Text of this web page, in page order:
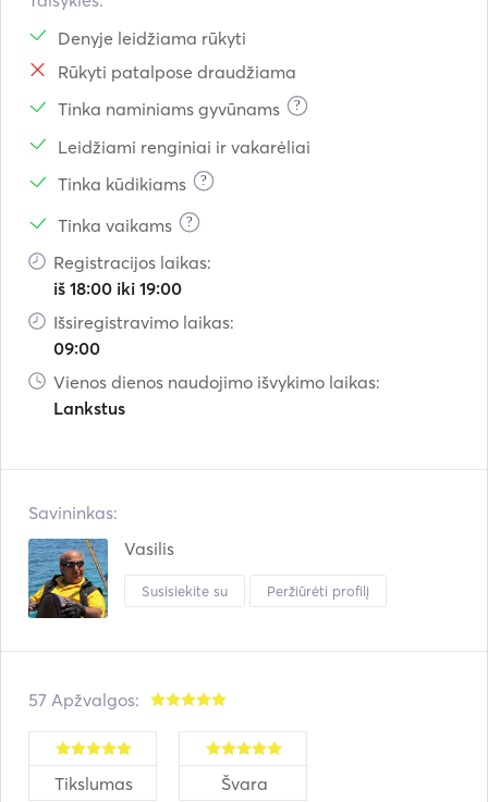
Denyje leidžiama rūkyti
Rūkyti patalpose draudžiama
Tinka naminiams gyvūnams
?
Leidžiami renginiai ir vakarėliai
Tinka kūdikiams
?
Tinka vaikams ?
Registracijos laikas:
iš 18:00 iki 19:00
Išsiregistravimo laikas:
09:00
Vienos dienos naudojimo išvykimo laikas:
Lankstus
Savininkas:
Vasilis
Susisiekite su Peržiūrėti profilį
57 Apžvalgos:
Tikslumas Švara